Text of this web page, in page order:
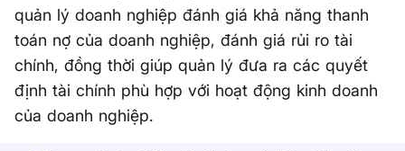
quản lý doanh nghiệp đánh giá khả năng thanh
toán nợ của doanh nghiệp, đánh giá rủi ro tài
chính, đồng thời giúp quản lý đưa ra các quyết
định tài chính phù hợp với hoạt động kinh doanh
của doanh nghiệp.